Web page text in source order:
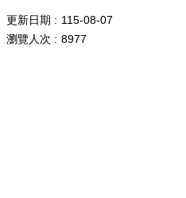
更新日期
115-08-07
瀏覽人次
8977